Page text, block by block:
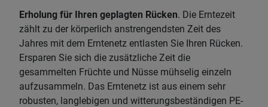
Erholung für Ihren geplagten Rücken. Die Erntezeit
zählt zu der körperlich anstrengendsten Zeit des
Jahres mit dem Erntenetz entlasten Sie Ihren Rücken.
Ersparen Sie sich die zusätzliche Zeit die
gesammelten Früchte und Nüsse mühselig einzeln
aufzusammeln. Das Erntenetz ist aus einem sehr
robusten, langlebigen und witterungsbeständigen PE-